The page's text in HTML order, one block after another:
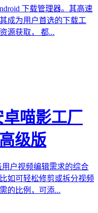
下载管理器。其高速
成为用户首选的下载工
源获取， 都...
喵影工厂
级版
户视频编辑需求的综合
如可轻松修剪或拆分视频
的比例，可添...